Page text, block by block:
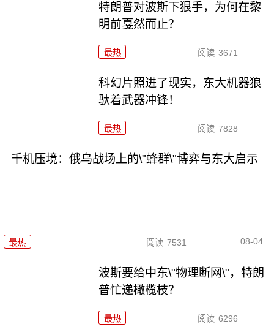
特朗普对波斯下狠手，为何在黎
明前戛然而止？
最热 阅读 3671
科幻片照进了现实，东大机器狼
驮着武器冲锋！
最热 阅读 7828
千机压境：俄乌战场上的\"蜂群\"博弈与东大启示
最热 阅读 7531 08-04
波斯要给中东\"物理断网\"，特朗
普忙递橄榄枝？
最热 阅读 6296